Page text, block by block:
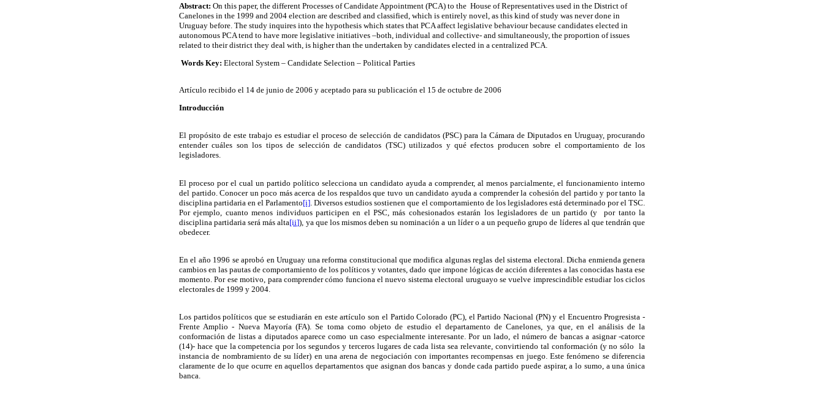
Abstract: On this paper, the different Processes of Candidate Appointment (PCA) to the House of Representatives used in the District of
Canelones in the 1999 and 2004 election are described and classified, which is entirely novel, as this kind of study was never done in
Uruguay before. The study inquires into the hypothesis which states that PCA affect legislative behaviour because candidates elected in
autonomous PCA tend to have more legislative initiatives –both, individual and collective- and simultaneously, the proportion of issues
related to their district they deal with, is higher than the undertaken by candidates elected in a centralized PCA.
Words Key: Electoral System – Candidate Selection – Political Parties
Artículo recibido el 14 de junio de 2006 y aceptado para su publicación el 15 de octubre de 2006
Introducción
El propósito de este trabajo es estudiar el proceso de selección de candidatos (PSC) para la Cámara de Diputados en Uruguay, procurando
entender cuáles son los tipos de selección de candidatos (TSC) utilizados y qué efectos producen sobre el comportamiento de los
legisladores.
El proceso por el cual un partido político selecciona un candidato ayuda a comprender, al menos parcialmente, el funcionamiento interno
del partido. Conocer un poco más acerca de los respaldos que tuvo un candidato ayuda a comprender la cohesión del partido y por tanto la
disciplina partidaria en el Parlamento[i] . Diversos estudios sostienen que el comportamiento de los legisladores está determinado por el TSC.
Por ejemplo, cuanto menos individuos participen en el PSC, más cohesionados estarán los legisladores de un partido (y por tanto la
disciplina partidaria será más alta[ii]), ya que los mismos deben su nominación a un líder o a un pequeño grupo de líderes al que tendrán que
obedecer.
En el año 1996 se aprobó en Uruguay una reforma constitucional que modifica algunas reglas del sistema electoral. Dicha enmienda genera
cambios en las pautas de comportamiento de los políticos y votantes, dado que impone lógicas de acción diferentes a las conocidas hasta ese
momento. Por ese motivo, para comprender cómo funciona el nuevo sistema electoral uruguayo se vuelve imprescindible estudiar los ciclos
electorales de 1999 y 2004.
Los partidos políticos que se estudiarán en este artículo son el Partido Colorado (PC), el Partido Nacional (PN) y el Encuentro Progresista -
Frente Amplio - Nueva Mayoría (FA). Se toma como objeto de estudio el departamento de Canelones, ya que, en el análisis de la
conformación de listas a diputados aparece como un caso especialmente interesante. Por un lado, el número de bancas a asignar -catorce
(14)- hace que la competencia por los segundos y terceros lugares de cada lista sea relevante, convirtiendo tal conformación (y no sólo la
instancia de nombramiento de su líder) en una arena de negociación con importantes recompensas en juego. Este fenómeno se diferencia
claramente de lo que ocurre en aquellos departamentos que asignan dos bancas y donde cada partido puede aspirar, a lo sumo, a una única
banca.